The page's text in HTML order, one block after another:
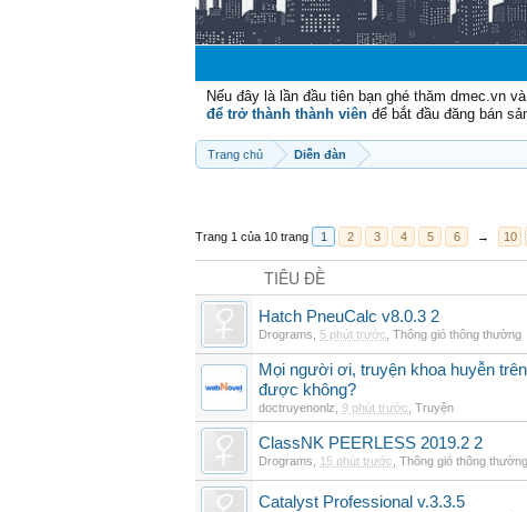
Nếu đây là lần đầu tiên bạn ghé thăm dmec.vn
để trở thành thành viên để bắt đầu đăng bán
Trang chủ Diễn đàn
Trang 1 của 10 trang 1 2 3 4 5 6 → 10
TIÊU ĐỀ
Hatch PneuCalc v8.0.3 2
Drograms 5 phút trước Thông gió thông thường
Mọi người ơi, truyện khoa huyễn
được không?
doctruyenonlz 9 phút trước Truyện
ClassNK PEERLESS 2019.2 2
Drograms 15 phút trước Thông gió thông thường
Catalyst Professional v.3.3.5